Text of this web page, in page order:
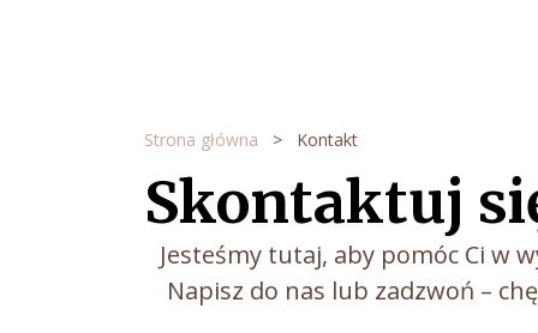
Strona główna > Kontakt
Skontaktuj
Jesteśmy tutaj, aby pomóc Ci w
Napisz do nas lub zadzwoń –